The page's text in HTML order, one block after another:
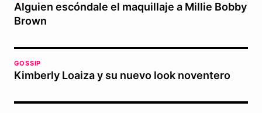
Alguien escóndale el maquillaje a Millie Bobby
Brown
GOSSIP
Kimberly Loaiza y su nuevo look noventero